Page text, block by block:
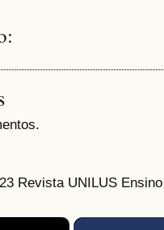
Revista UNILUS